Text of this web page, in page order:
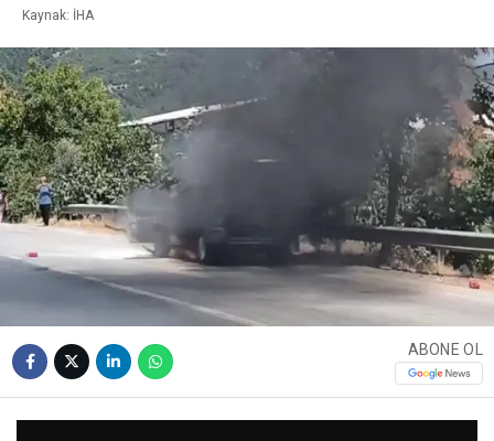
Kaynak: İHA
ABONE OL